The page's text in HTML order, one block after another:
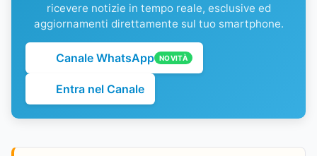
ricevere notizie in tempo reale, esclusive ed
aggiornamenti direttamente sul tuo smartphone.
Canale WhatsApp NOVITÀ
Entra nel Canale